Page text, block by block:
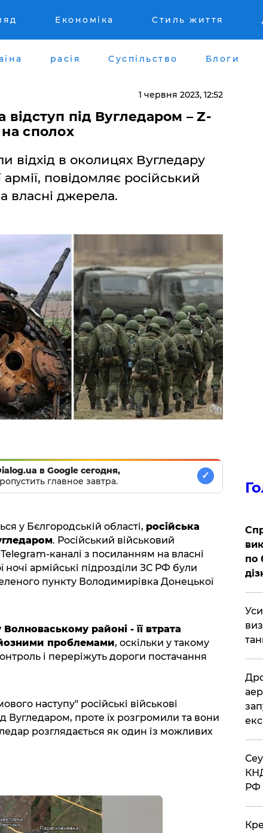
Економіка Стиль життя
расія Суспільство Блоги
1 червня 2023, 12:52
відступ під Вугледаром – Z-
сполох
відхід в околицях Вугледару
повідомляє російський
власні джерела.
в Google сегодня,
главное завтра.
✓
у Бєлгородській області, російська
. Російський військовий
каналі з посиланням на власні
армійські підрозділи ЗС РФ були
пункту Володимирівка Донецької
районі - її втрата
проблемами, оскільки у такому
і переріжуть дороги постачання
наступу" російські військові
Вугледаром, проте їх розгромили та вони
розглядається як один із можливих
по
РФ